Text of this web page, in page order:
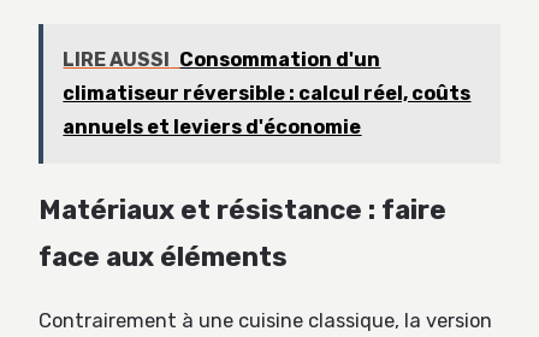
LIRE AUSSI Consommation d'un
climatiseur réversible : calcul réel, coûts
annuels et leviers d'économie
Matériaux et résistance : faire
face aux éléments
Contrairement à une cuisine classique, la version